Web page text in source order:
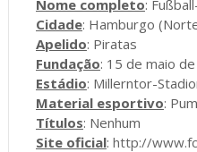
Nome completo:
Cidade: Hamburgo
Apelido: Piratas
Fundação: 15 de maio
Estádio: Millerntor-
Material esportivo:
Títulos: Nenhum
Site oficial: http://